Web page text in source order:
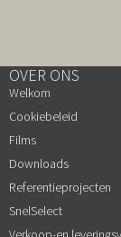
OVER ONS
Welkom
Cookiebeleid
Films
Downloads
Referentieprojecten
SnelSelect